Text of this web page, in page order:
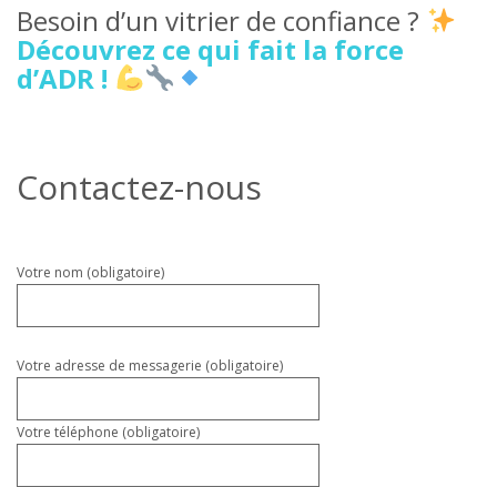
Besoin d’un vitrier de confiance ?
Découvrez ce qui fait la force
d’ADR !
Contactez-nous
Veuillez
vide.
Votre nom (obligatoire)
Votre adresse de messagerie (obligatoire)
Votre téléphone (obligatoire)